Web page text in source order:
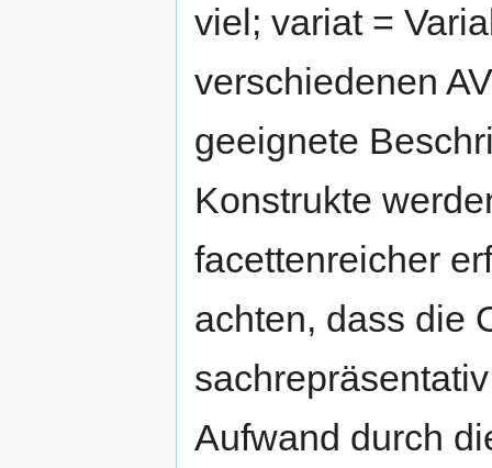
viel; variat =
verschiedenen
geeignete
Konstrukte
facettenreicher
achten, dass die
Aufwand durch